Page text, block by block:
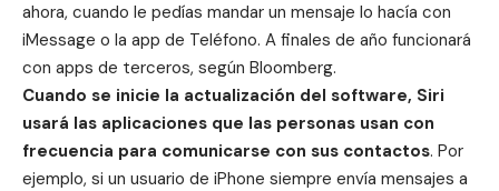
ahora, cuando le pedías mandar un mensaje lo hacía con
iMessage o la app de Teléfono. A finales de año funcionará
con apps de terceros, según Bloomberg.
Cuando se inicie la actualización del software, Siri
usará las aplicaciones que las personas usan con
frecuencia para comunicarse con sus contactos. Por
ejemplo, si un usuario de iPhone siempre envía mensajes a